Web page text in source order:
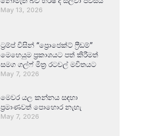
May 13, 2026
ට්‍රම්ප් විසින් “ප්‍රොජෙක්ට් ෆ්‍රීඩම්”
මෙහෙයුම ප්‍රකාශයට පත් කිරීමත්
සමග ගල්ෆ් මිත්‍ර රටවල් මවිතයට
May 7, 2026
මෙවර යල කන්නය සඳහා
ප්‍රමාණවත් පොහොර නැහැ
May 7, 2026